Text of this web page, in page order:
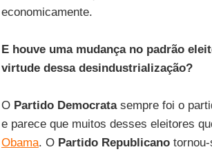
economicamente.
E houve uma mudança no padrão
virtude dessa desindustrialização?
O Partido Democratasempre foi o
e parece que muitos desses eleitores
Obama. O Partido Republicanotornou-